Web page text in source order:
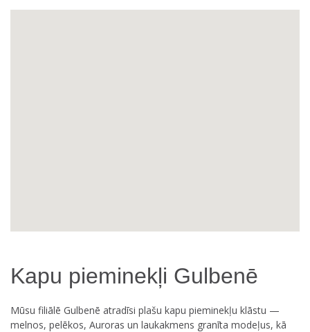
Kapu pieminekļi Gulbenē
Mūsu filiālē Gulbenē atradīsi plašu kapu pieminekļu klāstu —
melnos, pelēkos, Auroras un laukakmens granīta modeļus, kā